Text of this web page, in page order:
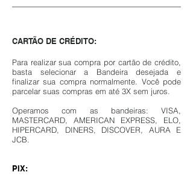
CARTÃO DE CRÉDITO:
Para realizar sua compra por cartão de crédito,
basta selecionar a Bandeira desejada e
finalizar sua compra normalmente. Você pode
parcelar suas compras em até 3X sem juros.
Operamos com as bandeiras: VISA,
MASTERCARD, AMERICAN EXPRESS, ELO,
HIPERCARD, DINERS, DISCOVER, AURA E
JCB.​​
PIX: